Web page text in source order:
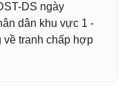
DS ngày
dân khu vực 1 -
về tranh chấp hợp